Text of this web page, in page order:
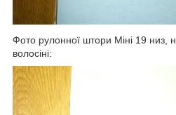
Фото рулонної штори Міні 19 низ,
волосіні: